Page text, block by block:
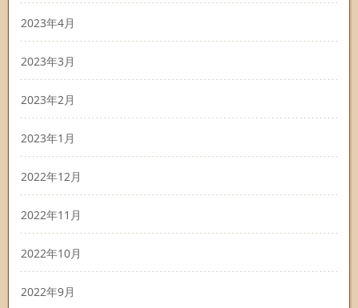
2023年4月
2023年3月
2023年2月
2023年1月
2022年12月
2022年11月
2022年10月
2022年9月